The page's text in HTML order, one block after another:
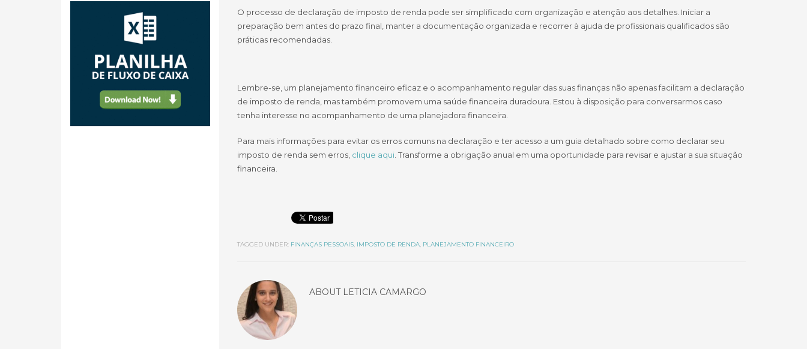
O processo de declaração de imposto de renda pode ser simplificado com organização e atenção aos detalhes. Iniciar a
preparação bem antes do prazo final, manter a documentação organizada e recorrer à ajuda de profissionais qualificados são
práticas recomendadas.
Lembre-se, um planejamento financeiro eficaz e o acompanhamento regular das suas finanças não apenas facilitam a declaração
de imposto de renda, mas também promovem uma saúde financeira duradoura. Estou à disposição para conversarmos caso
tenha interesse no acompanhamento de uma planejadora financeira.
Para mais informações para evitar os erros comuns na declaração e ter acesso a um guia detalhado sobre como declarar seu
imposto de renda sem erros, clique aqui. Transforme a obrigação anual em uma oportunidade para revisar e ajustar a sua situação
financeira.
TAGGED UNDER: FINANÇAS PESSOAIS, IMPOSTO DE RENDA, PLANEJAMENTO FINANCEIRO
ABOUT LETICIA CAMARGO